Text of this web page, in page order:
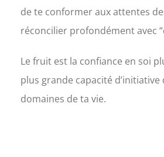
de te conformer aux attentes
réconcilier profondément avec
Le fruit est la confiance en soi
plus grande capacité d’initiative
domaines de ta vie.